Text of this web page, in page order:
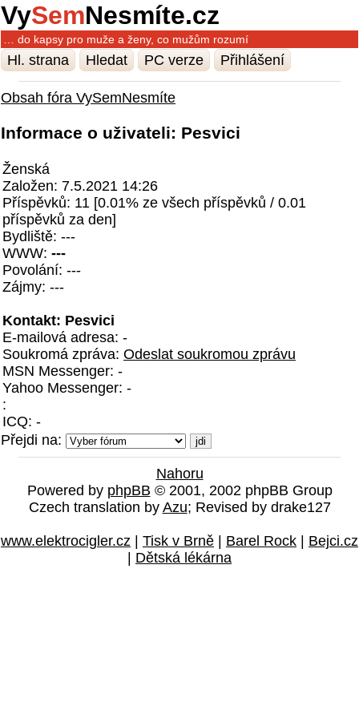
VySemNesmíte.cz
… do kapsy pro muže a ženy, co mužům rozumí
Hl. strana Hledat PC verze Přihlášení
Obsah fóra VySemNesmíte
Informace o uživateli: Pesvici
Ženská
Založen: 7.5.2021 14:26
Příspěvků: 11 [0.01% ze všech příspěvků / 0.01
příspěvků za den]
Bydliště: ---
WWW: ---
Povolání: ---
Zájmy: ---
Kontakt: Pesvici
E-mailová adresa: -
Soukromá zpráva: Odeslat soukromou zprávu
MSN Messenger: -
Yahoo Messenger: -
:
ICQ: -
Přejdi na:
Nahoru
Powered by phpBB © 2001, 2002 phpBB Group
Czech translation by Azu; Revised by drake127
www.elektrocigler.cz Tisk v Brně Barel Rock
Bejci.cz
Dětská lékárna